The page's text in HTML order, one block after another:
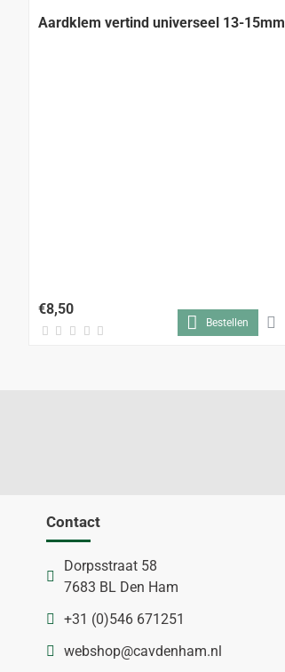
Aardklem vertind universeel 13-15mm
€8,50
Bestellen
Contact
Dorpsstraat 58
7683 BL Den Ham
+31 (0)546 671251
webshop@cavdenham.nl